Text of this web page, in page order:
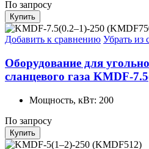
По запросу
Купить
Добавить к сравнению Убрать из
Оборудование для
сланцевого газа KMDF-
Мощность, кВт: 200
По запросу
Купить